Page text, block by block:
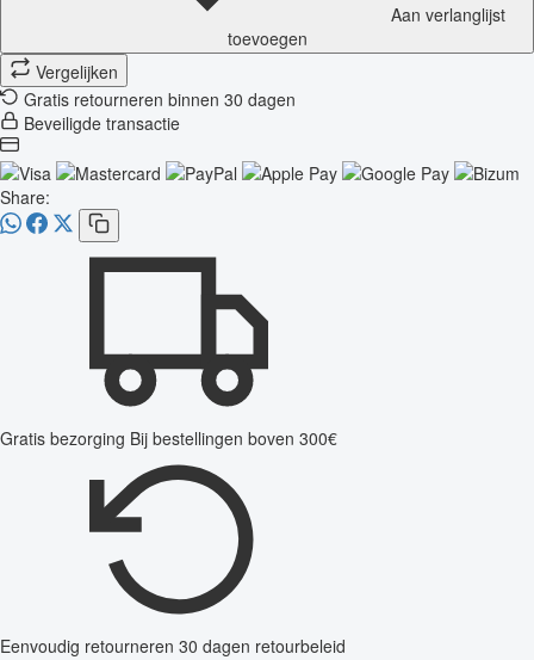
Aan verlanglijst
toevoegen
Vergelijken
Gratis retourneren binnen 30 dagen
Beveiligde transactie
Share:
Gratis bezorging Bij bestellingen boven 300€
Eenvoudig retourneren 30 dagen retourbeleid